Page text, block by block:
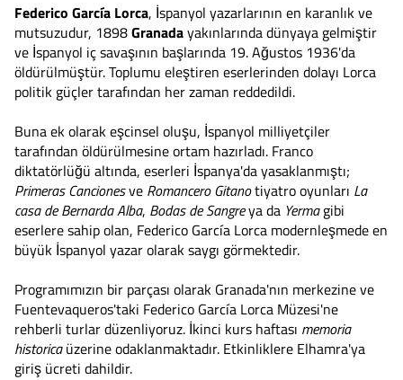
Federico García Lorca, İspanyol yazarlarının en karanlık ve
mutsuzudur, 1898Granadayakınlarında dünyaya gelmiştir
ve İspanyol iç savaşının başlarında 19. Ağustos 1936'da
öldürülmüştür. Toplumu eleştiren eserlerinden dolayı Lorca
politik güçler tarafından her zaman reddedildi.
Buna ek olarak eşcinsel oluşu, İspanyol milliyetçiler
tarafından öldürülmesine ortam hazırladı. Franco
diktatörlüğü altında, eserleri İspanya'da yasaklanmıştı;
Primeras Cancionesve Romancero Gitanotiyatro oyunları La
casa de Bernarda Alba, Bodas de Sangreya da Yermagibi
eserlere sahip olan, Federico García Lorca modernleşmede en
büyük İspanyol yazar olarak saygı görmektedir.
Programımızın bir parçası olarak Granada'nın merkezine ve
Fuentevaqueros'taki Federico García Lorca Müzesi'ne
rehberli turlar düzenliyoruz. İkinci kurs haftası memoria
historicaüzerine odaklanmaktadır. Etkinliklere Elhamra'ya
giriş ücreti dahildir.